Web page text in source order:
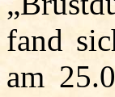
fand
am